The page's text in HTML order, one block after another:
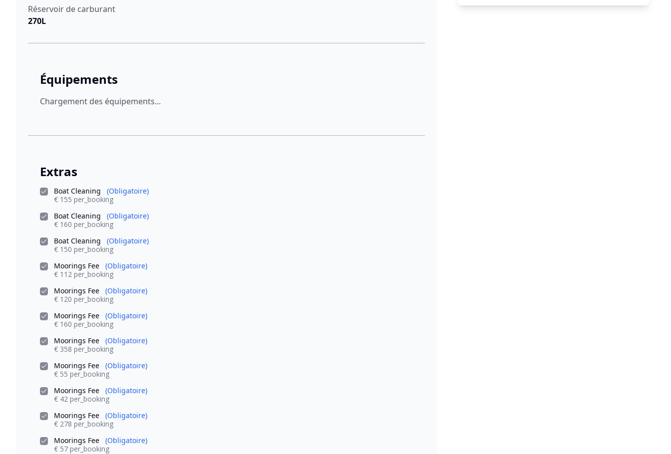
Réservoir de carburant
270L
Équipements
Chargement des équipements...
Extras
Boat Cleaning
(Obligatoire)
€ 155 per_booking
Boat Cleaning
(Obligatoire)
€ 160 per_booking
Boat Cleaning
(Obligatoire)
€ 150 per_booking
Moorings Fee
(Obligatoire)
€ 112 per_booking
Moorings Fee
(Obligatoire)
€ 120 per_booking
Moorings Fee
(Obligatoire)
€ 160 per_booking
Moorings Fee
(Obligatoire)
€ 358 per_booking
Moorings Fee
(Obligatoire)
€ 55 per_booking
Moorings Fee
(Obligatoire)
€ 42 per_booking
Moorings Fee
(Obligatoire)
€ 278 per_booking
Moorings Fee
(Obligatoire)
€ 57 per_booking